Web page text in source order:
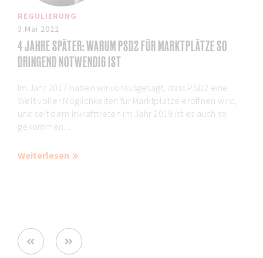
REGULIERUNG
3.Mai 2022
4 JAHRE SPÄTER: WARUM PSD2 FÜR MARKTPLÄTZE SO
DRINGEND NOTWENDIG IST
Im Jahr 2017 haben wir vorausgesagt, dass PSD2 eine
Welt voller Möglichkeiten für Marktplätze eröffnen wird,
und seit dem Inkrafttreten im Jahr 2019 ist es auch so
gekommen....
Weiterlesen
Prev Next